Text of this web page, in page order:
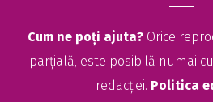
Cum ne poți ajuta? Orice
parțială, este posibilă numai
redacției. Politica